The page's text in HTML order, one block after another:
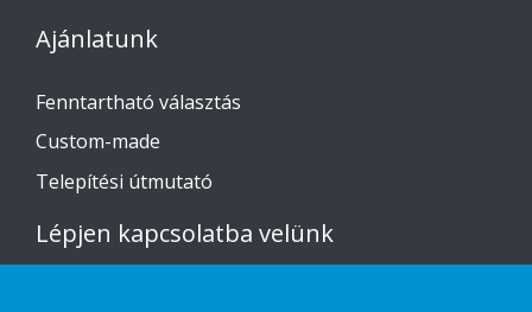
Ajánlatunk
Fenntartható választás
Custom-made
Telepítési útmutató
Lépjen kapcsolatba velünk